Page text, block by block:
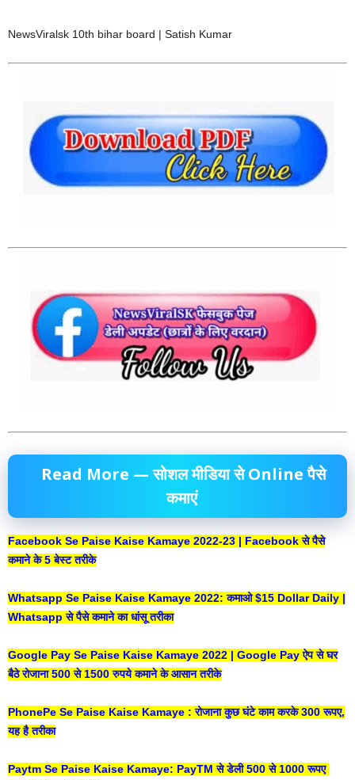
NewsViralsk 10th bihar board | Satish Kumar
Read More — सोशल मीडिया से Online पैसे
कमाएं
Facebook Se Paise Kaise Kamaye 2022-23 | Facebook से पैसे
कमाने के 5 बेस्ट तरीके
Whatsapp Se Paise Kaise Kamaye 2022: कमाओ $15 Dollar Daily |
Whatsapp से पैसे कमाने का धांसू तरीका
Google Pay Se Paise Kaise Kamaye 2022 | Google Pay ऐप से घर
बैठे रोजाना 500 से 1500 रुपये कमाने के आसान तरीके
PhonePe Se Paise Kaise Kamaye : रोजाना कुछ घंटे काम करके 300 रूपए,
यह है तरीका
Paytm Se Paise Kaise Kamaye: PayTM से डेली 500 से 1000 रूपए